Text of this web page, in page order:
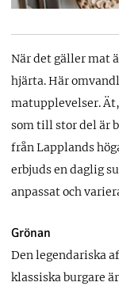
När det gäller mat
hjärta. Här
matupplevelser.
som till stor del är
från Lapplands
erbjuds en daglig
anpassat och
Grönan
Den legendariska
klassiska burgare